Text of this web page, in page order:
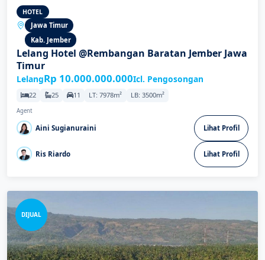
HOTEL
Jawa Timur
Kab. Jember
Lelang Hotel @Rembangan Baratan Jember Jawa
Timur
LelangRp 10.000.000.000Icl. Pengosongan
22 25 11 LT: 7978m² LB: 3500m²
Agent
Aini Sugianuraini Lihat Profil
Ris Riardo Lihat Profil
DIJUAL